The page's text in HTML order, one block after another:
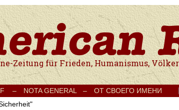
für Frieden, Humanismus, Völkerverständigung und
– NOTA GENERAL –
ОТ СВОЕГО ИМЕНИ